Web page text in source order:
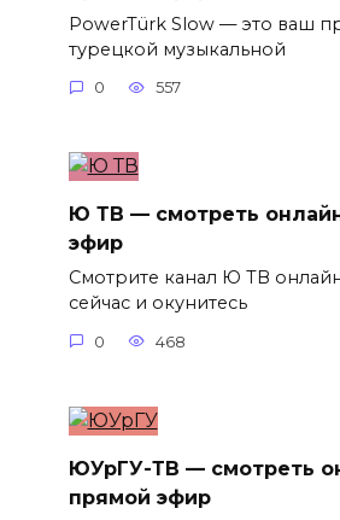
PowerTürk Slow — это ваш
турецкой музыкальной
0 557
Ю ТВ — смотреть
эфир
Смотрите канал Ю ТВ
сейчас и окунитесь
0 468
ЮУрГУ-ТВ — смотреть
прямой эфир